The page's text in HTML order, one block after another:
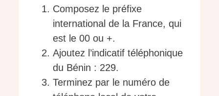
Composez le préfixe
international de la France, qui
est le 00 ou +.
Ajoutez l’indicatif téléphonique
du Bénin : 229.
Terminez par le numéro de